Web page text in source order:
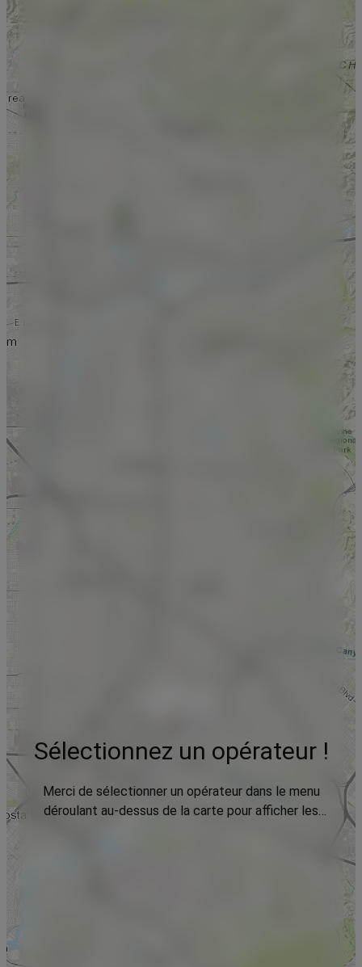
Sélectionnez un opérateur !
Merci de sélectionner un opérateur dans le menu
déroulant au-dessus de la carte pour afficher les